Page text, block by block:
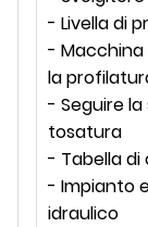
- Livella di
- Macchina
la
- Seguire
tosatura
- Tabella
- Impianto
idraulico